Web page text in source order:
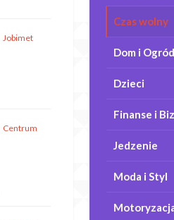
Czas wolny
Dom i Ogród
Dzieci
Finanse i
Jedzenie
Moda i Styl
Jobimet
Centrum